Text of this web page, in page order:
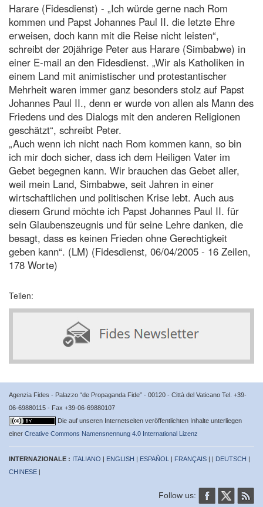
Harare (Fidesdienst) - „Ich würde gerne nach Rom
kommen und Papst Johannes Paul II. die letzte Ehre
erweisen, doch kann mit die Reise nicht leisten“,
schreibt der 20jährige Peter aus Harare (Simbabwe) in
einer E-mail an den Fidesdienst. „Wir als Katholiken in
einem Land mit animistischer und protestantischer
Mehrheit waren immer ganz besonders stolz auf Papst
Johannes Paul II., denn er wurde von allen als Mann des
Friedens und des Dialogs mit den anderen Religionen
geschätzt“, schreibt Peter.
„Auch wenn ich nicht nach Rom kommen kann, so bin
ich mir doch sicher, dass ich dem Heiligen Vater im
Gebet begegnen kann. Wir brauchen das Gebet aller,
weil mein Land, Simbabwe, seit Jahren in einer
wirtschaftlichen und politischen Krise lebt. Auch aus
diesem Grund möchte ich Papst Johannes Paul II. für
sein Glaubenszeugnis und für seine Lehre danken, die
besagt, dass es keinen Frieden ohne Gerechtigkeit
geben kann“. (LM) (Fidesdienst, 06/04/2005 - 16 Zeilen,
178 Worte)
Teilen:
Agenzia Fides - Palazzo “de Propaganda Fide” - 00120 - Città del Vaticano Tel. +39-
06-69880115 - Fax +39-06-69880107
Die auf unseren Internetseiten veröffentlichten Inhalte unterliegen
einer Creative Commons Namensnennung 4.0 International Lizenz
INTERNAZIONALE : ITALIANO | ENGLISH | ESPAÑOL | FRANÇAIS | | DEUTSCH |
CHINESE |
Follow us: